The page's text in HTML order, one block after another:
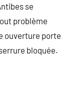
se
problème
ouverture porte
bloquée.